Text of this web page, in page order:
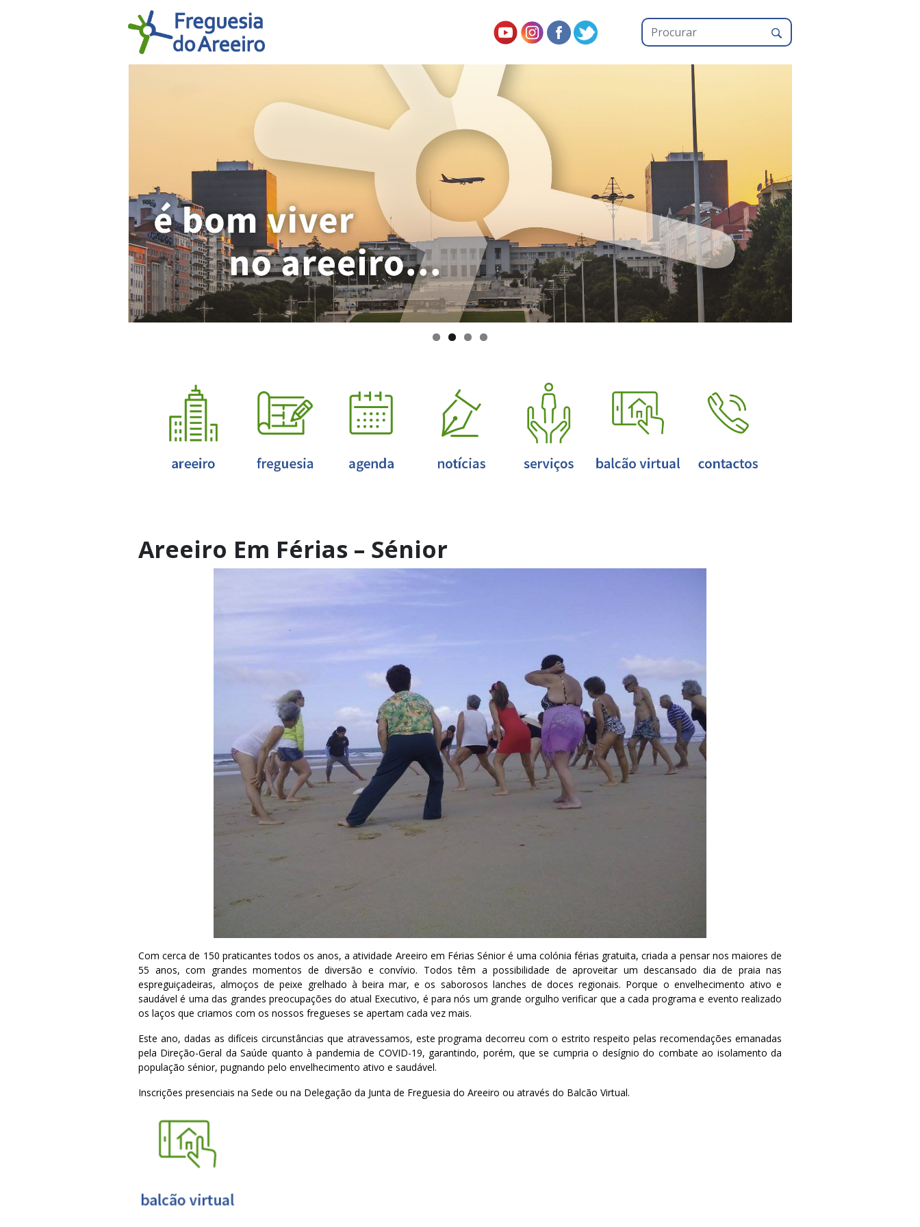
Areeiro Em Férias – Sénior
Com cerca de 150 praticantes todos os anos, a atividade Areeiro em Férias Sénior é uma colónia férias gratuita, criada a pensar nos maiores de
55 anos, com grandes momentos de diversão e convívio. Todos têm a possibilidade de aproveitar um descansado dia de praia nas
espreguiçadeiras, almoços de peixe grelhado à beira mar, e os saborosos lanches de doces regionais. Porque o envelhecimento ativo e
saudável é uma das grandes preocupações do atual Executivo, é para nós um grande orgulho verificar que a cada programa e evento realizado
os laços que criamos com os nossos fregueses se apertam cada vez mais.
Este ano, dadas as difíceis circunstâncias que atravessamos, este programa decorreu com o estrito respeito pelas recomendações emanadas
pela Direção-Geral da Saúde quanto à pandemia de COVID-19, garantindo, porém, que se cumpria o desígnio do combate ao isolamento da
população sénior, pugnando pelo envelhecimento ativo e saudável.
Inscrições presenciais na Sede ou na Delegação da Junta de Freguesia do Areeiro ou através do Balcão Virtual.